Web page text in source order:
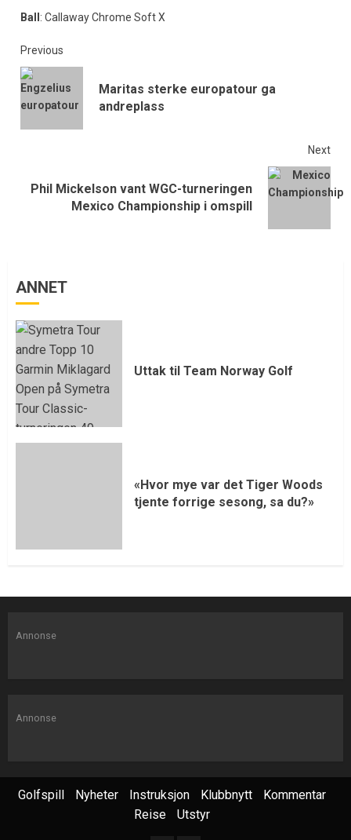
Ball : Callaway Chrome Soft X
Previous
Maritas sterke europatour ga
andreplass
Next
Phil Mickelson vant WGC-turneringen
Mexico Championship i omspill
ANNET
Uttak til Team Norway Golf
«Hvor mye var det Tiger Woods
tjente forrige sesong, sa du?»
Annonse
Annonse
Golfspill Nyheter Instruksjon Klubbnytt
Kommentar
Reise
Utstyr